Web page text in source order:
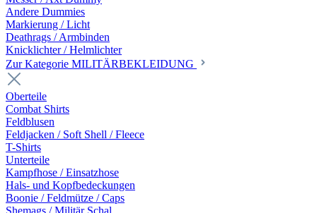
Andere Dummies
Markierung / Licht
Deathrags / Armbinden
Knicklichter / Helmlichter
Zur Kategorie MILITÄRBEKLEIDUNG
Oberteile
Combat Shirts
Feldblusen
Feldjacken / Soft Shell / Fleece
T-Shirts
Unterteile
Kampfhose / Einsatzhose
Hals- und Kopfbedeckungen
Boonie / Feldmütze / Caps
Shemags / Militär Schal